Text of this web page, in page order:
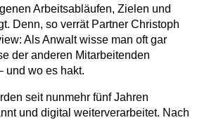
Arbeitsabläufen, Zielen und
Denn, so verrät Partner Christoph
Als Anwalt wisse man oft gar
der anderen Mitarbeitenden
und wo es hakt.
seit nunmehr fünf Jahren
und digital weiterverarbeitet. Nach